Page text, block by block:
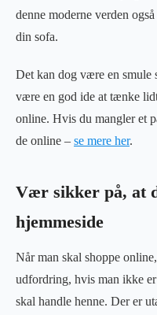
denne moderne verden
din sofa.
Det kan dog være en smule
være en god ide at tænke
online. Hvis du mangler et
de online – se mere her.
Vær sikker på, at
hjemmeside
Når man skal shoppe
udfordring, hvis man ikke
skal handle henne. Der er